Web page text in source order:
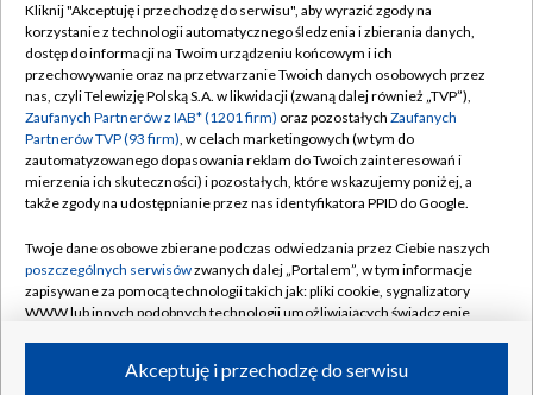
TVP
Abonament TVP
Emisja w TVP
Centrum informacji TVP
Naziemna Telewizja Cyfrowa
Rada Programowa
System NOS
Informacje o nadawcy
Program dla prasy
Regulamin TVP
Polityka prywatności
Moje zgody
Pomoc
Kontakt
Kanały
Kliknij "Akceptuję i przechodzę do serwisu", aby wyrazić zgody na
korzystanie z technologii automatycznego śledzenia i zbierania danych,
dostęp do informacji na Twoim urządzeniu końcowym i ich
przechowywanie oraz na przetwarzanie Twoich danych osobowych przez
nas, czyli Telewizję Polską S.A. w likwidacji (zwaną dalej również „TVP”),
Zaufanych Partnerów z IAB* (1201 firm) oraz pozostałych Zaufanych
Partnerów TVP (93 firm), w celach marketingowych (w tym do
zautomatyzowanego dopasowania reklam do Twoich zainteresowań i
mierzenia ich skuteczności) i pozostałych, które wskazujemy poniżej, a
także zgody na udostępnianie przez nas identyfikatora PPID do Google.
Twoje dane osobowe zbierane podczas odwiedzania przez Ciebie naszych
poszczególnych serwisówzwanych dalej „Portalem”, w tym informacje
zapisywane za pomocą technologii takich jak: pliki cookie, sygnalizatory
WWW lub innych podobnych technologii umożliwiających świadczenie
ruchu w Internecie.Akceptuję i przechodzę do serwisu